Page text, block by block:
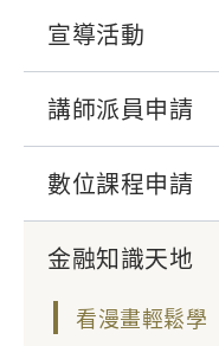
宣導活動
講師派員申請
數位課程申請
金融知識天地
看漫畫輕鬆學